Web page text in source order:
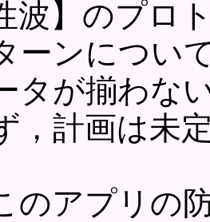
波】のプロ
ーンについ
タが揃わな
，計画は未
アプリの防